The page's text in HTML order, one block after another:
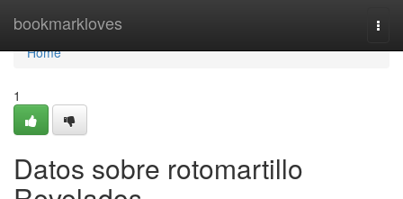
bookmarkloves
Home
Home
1
Datos sobre rotomartillo